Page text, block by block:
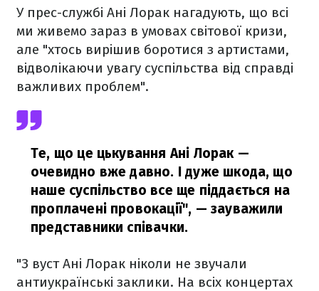
У прес-службі Ані Лорак нагадують, що всі
ми живемо зараз в умовах світової кризи,
але "хтось вирішив боротися з артистами,
відволікаючи увагу суспільства від справді
важливих проблем".
Те, що це цькування Ані Лорак —
очевидно вже давно. І дуже шкода, що
наше суспільство все ще піддається на
проплачені провокації", — зауважили
представники співачки.
"З вуст Ані Лорак ніколи не звучали
антиукраїнські заклики. На всіх концертах